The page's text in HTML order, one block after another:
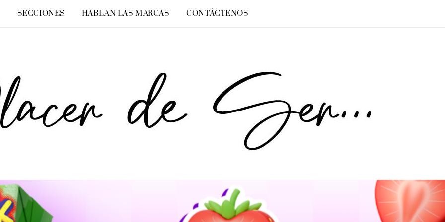
SECCIONES HABLAN LAS MARCAS CONTÁCTENOS